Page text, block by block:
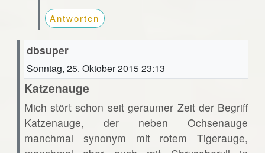
Antworten
dbsuper
Sonntag, 25. Oktober 2015 23:13
Katzenauge
Mich stört schon seit geraumer Zeit der Begriff
Katzenauge, der neben Ochsenauge
manchmal synonym mit rotem Tigerauge,